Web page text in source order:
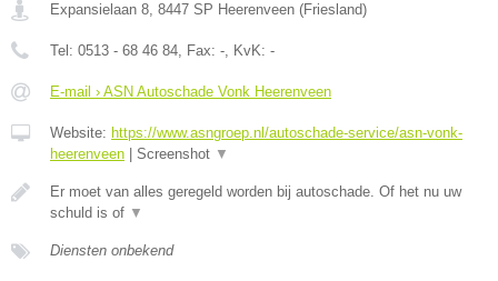
Expansielaan 8, 8447 SP Heerenveen (Friesland)
Tel: 0513 - 68 46 84, Fax: -, KvK: -
E-mail › ASN Autoschade Vonk Heerenveen
Website: https://www.asngroep.nl/autoschade-service/asn-vonk-
heerenveen
Screenshot ▼
Er moet van alles geregeld worden bij autoschade. Of het nu uw
schuld is of ▼
Diensten onbekend